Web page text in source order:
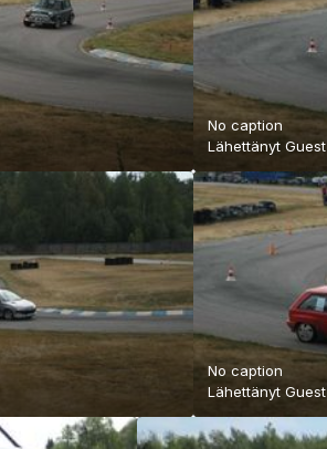
No caption
Lähettänyt Guest
No caption
Lähettänyt Guest